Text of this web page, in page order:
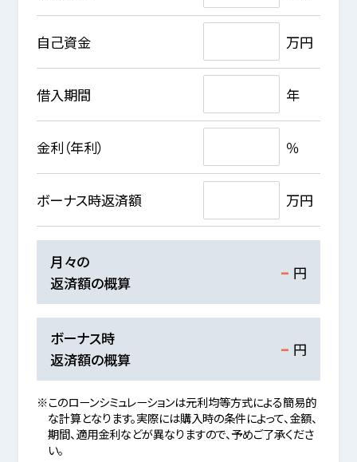
自己資金 万円
借入期間 年
金利（年利） ％
ボーナス時返済額 万円
月々の
返済額の概算
- 円
ボーナス時
返済額の概算
- 円
※このローンシミュレーションは元利均等方式による簡易的
な計算となります。実際には購入時の条件によって、金額、
期間、適用金利などが異なりますので、予めご了承くださ
い。